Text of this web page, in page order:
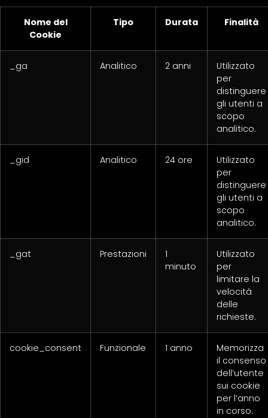
Nome del
Cookie
Tipo Durata Finalità
_ga Analitico 2 anni
Utilizzato
per
distinguere
gli utenti a
scopo
analitico.
_gid Analitico 24 ore
Utilizzato
per
distinguere
gli utenti a
scopo
analitico.
_gat Prestazioni
1
minuto
Utilizzato
per
limitare la
velocità
delle
richieste.
cookie_consent Funzionale 1 anno
Memorizza
il consenso
dell’utente
sui cookie
per l’anno
in corso.